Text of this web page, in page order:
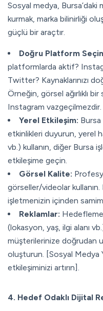
Sosyal medya,
kurmak, marka bilinirliği
güçlü bir araçtır.
Doğru Platform
platformlarda aktif?
Twitter? Kaynaklarınızı
Örneğin, görsel ağırlıklı
Instagram vazgeçilmezdir.
Yerel Etkileşim: Bursa
etkinlikleri duyurun, yerel
vb.) kullanın, diğer Bursa
etkileşime geçin.
Görsel Kalite:
görseller/videolar kullanın.
işletmenizin içinden
Reklamlar:
(lokasyon, yaş, ilgi alanı
müşterilerinize doğrudan
oluşturun. [Sosyal Medya
etkileşiminizi artırın].
4. Hedef Odaklı Dijital